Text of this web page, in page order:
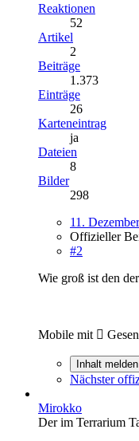
Reaktionen
52
Artikel
2
Beiträge
1.373
Einträge
26
Karteneintrag
ja
Dateien
8
Bilder
298
11.
Offizieller
#2
Wie groß ist den
Mobile mit 
Inhalt melden
Nächster
Mirokko
Der im Terrarium